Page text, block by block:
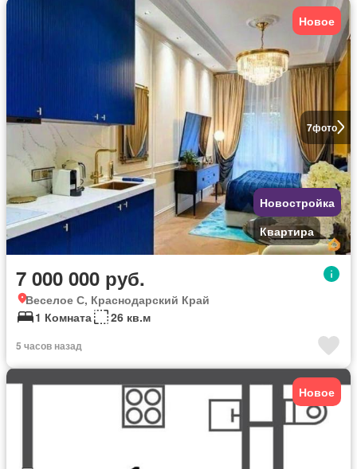
7фото
Новое
Новостройка
Квартира
7 000 000 руб.
Веселое С, Краснодарский Край
1 Комната
26 кв.м
5 часов назад
Новое